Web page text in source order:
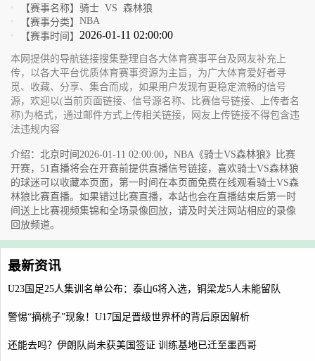
【赛事名称】 骑士 VS 森林狼
【赛事分类】 NBA
【赛事时间】 2026-01-11 02:00:00
本网提供的导航链接搜集整理自各大体育赛事平台及网友补充上
传，以各大平台优质体育赛事资源为主旨，为广大体育爱好者寻
觅、收藏、分享、集合而成，如果用户发现有更稳定流畅的信号
源，欢迎以(当前页面链接、信号源名称、比赛信号链接、上传者名
称)为格式，通过邮件方式上传相关链接，网友上传链接不得包含违
法违规内容
介绍：北京时间2026-01-11 02:00:00，NBA《骑士VS森林狼》比赛
开赛，51直播将会在开赛前提供直播信号链接，喜欢骑士VS森林狼
的球迷可以收藏本页面，第一时间在本页面免费在线观看骑士VS森
林狼比赛直播。如果错过比赛直播，本站也会在直播结束后第一时
间送上比赛视频集锦和全场录像回放，请及时关注网站相应的录像
回放频道。
最新资讯
U23国足25人集训名单公布：泰山6将入选，铜梁龙5人未能留队
警惕“摘桃子”现象！U17国足晋级世界杯的背后原因解析
还能去吗？伊朗队尚未获美国签证 训练基地已迁至墨西哥